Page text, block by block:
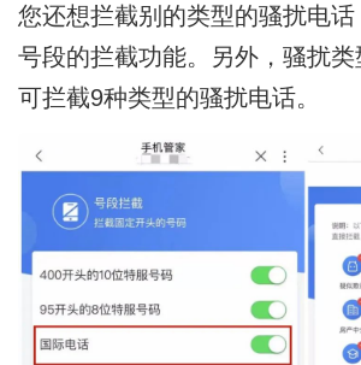
您还想拦截别的类型的骚扰电
号段的拦截功能。另外，骚扰
可拦截9种类型的骚扰电话。